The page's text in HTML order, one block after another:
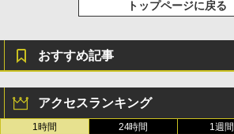
トップページに戻る
おすすめ記事
アクセスランキング
1時間 24時間 1週間